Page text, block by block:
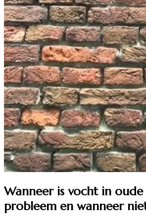
Wanneer is vocht in
probleem en wanneer